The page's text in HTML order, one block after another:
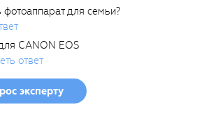
для семьи?
CANON EOS
ответ
эксперту